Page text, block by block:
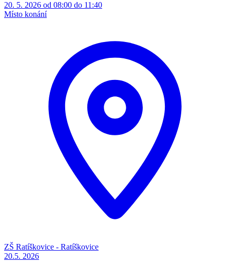
20. 5. 2026 od 08:00 do 11:40
Místo konání
ZŠ Ratíškovice - Ratíškovice
20.5. 2026